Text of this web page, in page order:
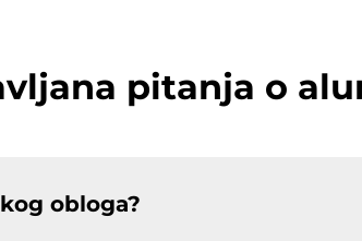
pitanja o
obloga?